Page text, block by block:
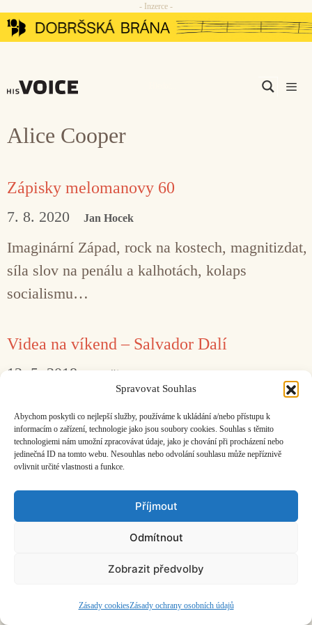
Spravovat Souhlas
Abychom poskytli co nejlepší služby, používáme k ukládání a/nebo přístupu k
informacím o zařízení, technologie jako jsou soubory cookies. Souhlas s těmito
technologiemi nám umožní zpracovávat údaje, jako je chování při procházení nebo
jedinečná ID na tomto webu. Nesouhlas nebo odvolání souhlasu může nepříznivě
ovlivnit určité vlastnosti a funkce.
Příjmout
Odmítnout
Zobrazit předvolby
Zásady cookiesZásady ochrany osobních údajů
Přeskočit
na
- Inzerce -
Alice Cooper
Zápisky melomanovy 60
7. 8. 2020 Jan Hocek
Imaginární Západ, rock na kostech, magnitizdat,
síla slov na penálu a kalhotách, kolaps
socialismu…
Videa na víkend – Salvador Dalí
12. 5. 2018 Matěj Kratochvíl
Facebook
Bandcamp
Mail
založeno 2001 | Kontaktujte nás:
©2026 HISvoice – design a adminAtelier Dokument